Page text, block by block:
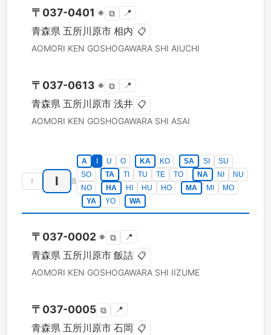
〒 037-0401 ※ ⧉ 📍
青森県 五所川原市 相内 📋
AOMORI KEN GOSHOGAWARA SHI AIUCHI
〒 037-0613 ※ ⧉ 📍
青森県 五所川原市 浅井 📋
AOMORI KEN GOSHOGAWARA SHI ASAI
↑ I 8
A U O KA KO SA SI
SU
SO
TA TI TU TE TO NA NI
NU
NO
HA HI HU HO MA MI
MO
YA
YO WA
〒 037-0002 ※ ⧉ 📍
青森県 五所川原市 飯詰 📋
AOMORI KEN GOSHOGAWARA SHI IIZUME
〒 037-0005 ⧉ 📍
青森県 五所川原市 石岡 📋